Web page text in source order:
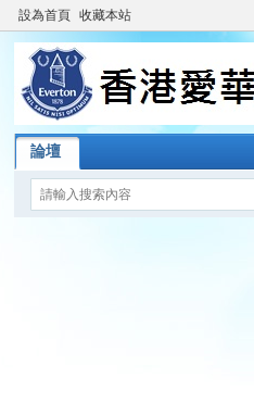
設為首頁 收藏本站
論壇